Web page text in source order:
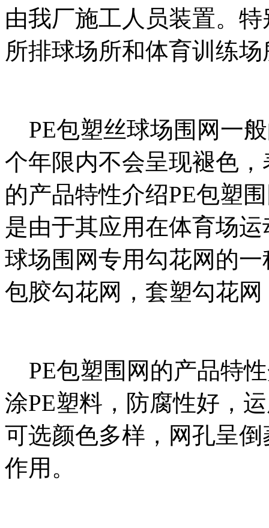
由我厂施工人员装置。
所排球场所和体育训练场
PE包塑丝球场围网一
个年限内不会呈现褪色
的产品特性介绍PE包塑
是由于其应用在体育场
球场围网专用勾花网的
包胶勾花网，套塑勾花
PE包塑围网的产品特
涂PE塑料，防腐性好，
可选颜色多样，网孔呈
作用。